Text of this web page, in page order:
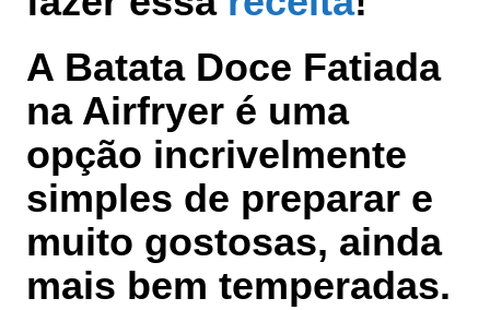
A Batata Doce Fatiada
na Airfryer é uma
opção incrivelmente
simples de preparar e
muito gostosas, ainda
mais bem temperadas.